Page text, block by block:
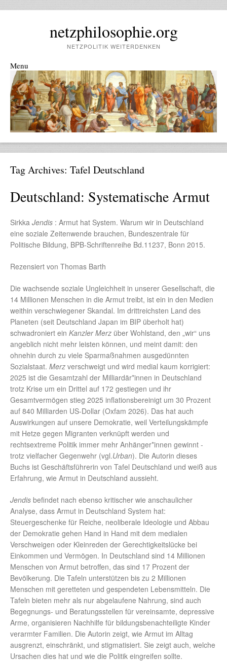
netzphilosophie.org
NETZPOLITIK WEITERDENKEN
Menu
Skip to content
Tag Archives: Tafel Deutschland
Deutschland: Systematische Armut
Sirkka Jendis : Armut hat System. Warum wir in Deutschland
eine soziale Zeitenwende brauchen, Bundeszentrale für
Politische Bildung, BPB-Schriftenreihe Bd.11237, Bonn 2015.
Rezensiert von Thomas Barth
Die wachsende soziale Ungleichheit in unserer Gesellschaft, die
14 Millionen Menschen in die Armut treibt, ist ein in den Medien
weithin verschwiegener Skandal. Im drittreichsten Land des
Planeten (seit Deutschland Japan im BIP überholt hat)
schwadroniert ein Kanzler Merz über Wohlstand, den „wir“ uns
angeblich nicht mehr leisten können, und meint damit: den
ohnehin durch zu viele Sparmaßnahmen ausgedünnten
Sozialstaat. Merz verschweigt und wird medial kaum korrigiert:
2025 ist die Gesamtzahl der Milliardär*innen in Deutschland
trotz Krise um ein Drittel auf 172 gestiegen und ihr
Gesamtvermögen stieg 2025 inflationsbereinigt um 30 Prozent
auf 840 Milliarden US-Dollar (Oxfam 2026). Das hat auch
Auswirkungen auf unsere Demokratie, weil Verteilungskämpfe
mit Hetze gegen Migranten verknüpft werden und
rechtsextreme Politik immer mehr Anhänger*innen gewinnt -
trotz vielfacher Gegenwehr (vgl.Urban). Die Autorin dieses
Buchs ist Geschäftsführerin von Tafel Deutschland und weiß aus
Erfahrung, wie Armut in Deutschland aussieht.
Jendis befindet nach ebenso kritischer wie anschaulicher
Analyse, dass Armut in Deutschland System hat:
Steuergeschenke für Reiche, neoliberale Ideologie und Abbau
der Demokratie gehen Hand in Hand mit dem medialen
Verschweigen oder Kleinreden der Gerechtigkeitslücke bei
Einkommen und Vermögen. In Deutschland sind 14 Millionen
Menschen von Armut betroffen, das sind 17 Prozent der
Bevölkerung. Die Tafeln unterstützen bis zu 2 Millionen
Menschen mit geretteten und gespendeten Lebensmitteln. Die
Tafeln bieten mehr als nur abgelaufene Nahrung, sind auch
Begegnungs- und Beratungsstellen für vereinsamte, depressive
Arme, organisieren Nachhilfe für bildungsbenachteiligte Kinder
verarmter Familien. Die Autorin zeigt, wie Armut im Alltag
ausgrenzt, einschränkt, und stigmatisiert. Sie zeigt auch, welche
Ursachen dies hat und wie die Politik eingreifen sollte.